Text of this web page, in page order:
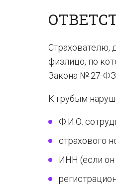
Страхователю,
физлицо, по
Закона № 27-ФЗ
К грубым
Ф.И.О.
страхового
ИНН (если он